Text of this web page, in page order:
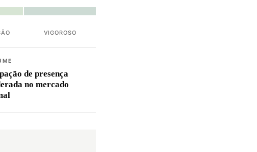
VIGOROSO
de presença
no mercado